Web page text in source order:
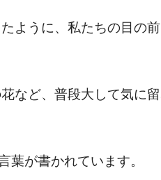
ように、私たちの目の
など、普段大して気に
葉が書かれています。